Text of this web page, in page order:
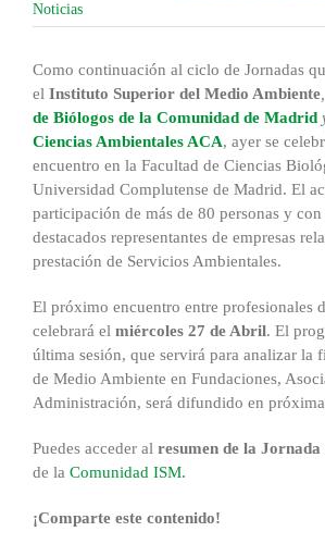
Noticias
Como continuación al ciclo de Jornadas
el Instituto Superior del Medio Ambiente
de Biólogos de la Comunidad de Madrid
Ciencias Ambientales ACA, ayer se
encuentro en la Facultad de Ciencias
Universidad Complutense de Madrid. El
participación de más de 80 personas y
destacados representantes de empresas
prestación de Servicios Ambientales.
El próximo encuentro entre profesionales
celebrará el miércoles 27 de Abril. El
última sesión, que servirá para analizar la
de Medio Ambiente en Fundaciones,
Administración, será difundido en
Puedes acceder al resumen de la Jornada
de la Comunidad ISM.
¡Comparte este contenido!